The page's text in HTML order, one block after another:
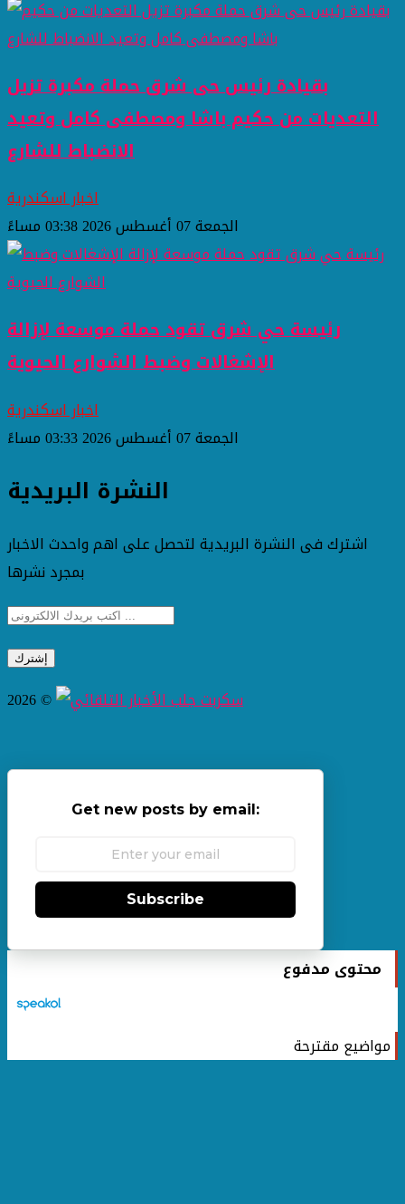
بقيادة رئيس حى شرق حملة مكبرة تزيل
التعديات من حكيم باشا ومصطفى كامل وتعيد
الانضباط للشارع
اخبار اسكندرية
الجمعة 07 أغسطس 2026 03:38 مساءً
رئيسة حي شرق تقود حملة موسعة لإزالة
الإشغالات وضبط الشوارع الحيوية
اخبار اسكندرية
الجمعة 07 أغسطس 2026 03:33 مساءً
النشرة البريدية
اشترك فى النشرة البريدية لتحصل على اهم واحدث الاخبار
بمجرد نشرها
2026 ©
Get new posts by email:
Subscribe
محتوى مدفوع
مواضيع مقترحة